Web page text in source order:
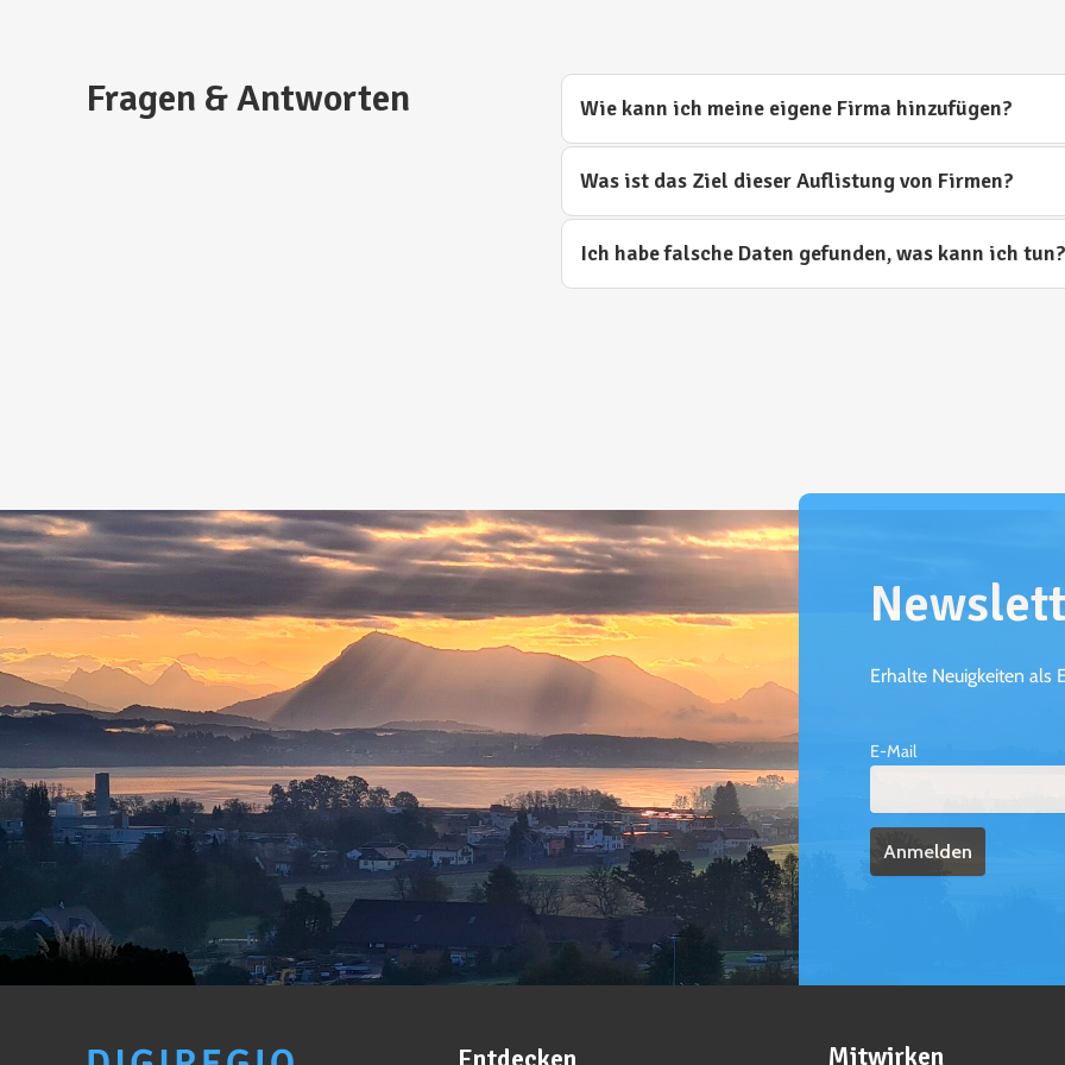
Fragen & Antworten Wie kann ich meine eigene Firma hinzufügen?
Was ist das Ziel dieser Auflistung von Firmen?
Ich habe falsche Daten gefunden, was kann ich tun?
Erhalte Neuigkeiten als
E-Mail
Entdecken Mitwirken